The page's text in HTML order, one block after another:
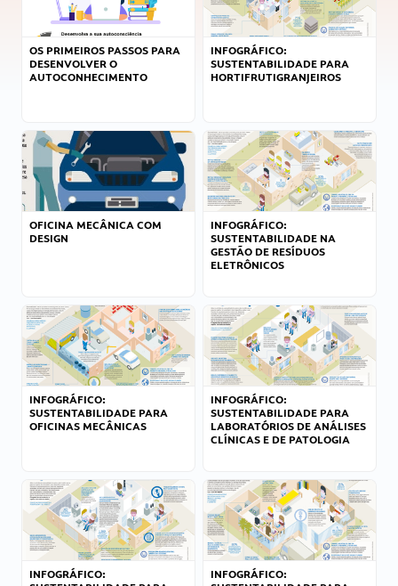
OS PRIMEIROS PASSOS PARA
DESENVOLVER O
AUTOCONHECIMENTO
INFOGRÁFICO:
SUSTENTABILIDADE PARA
HORTIFRUTIGRANJEIROS
OFICINA MECÂNICA COM
DESIGN
INFOGRÁFICO:
SUSTENTABILIDADE NA
GESTÃO DE RESÍDUOS
ELETRÔNICOS
INFOGRÁFICO:
SUSTENTABILIDADE PARA
OFICINAS MECÂNICAS
INFOGRÁFICO:
SUSTENTABILIDADE PARA
LABORATÓRIOS DE ANÁLISES
CLÍNICAS E DE PATOLOGIA
INFOGRÁFICO:
INFOGRÁFICO: